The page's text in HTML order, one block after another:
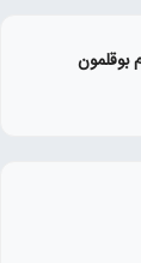
بوقلمون